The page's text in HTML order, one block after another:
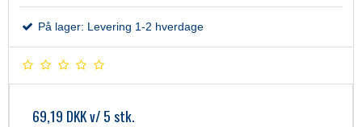
På lager: Levering 1-2 hverdage
69,19 DKKv/ 5 stk.